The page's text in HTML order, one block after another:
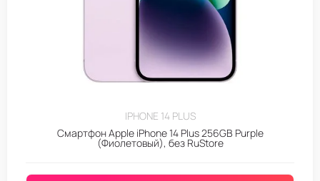
IPHONE 14 PLUS
Смартфон Apple iPhone 14 Plus 256GB Purple
(Фиолетовый), без RuStore